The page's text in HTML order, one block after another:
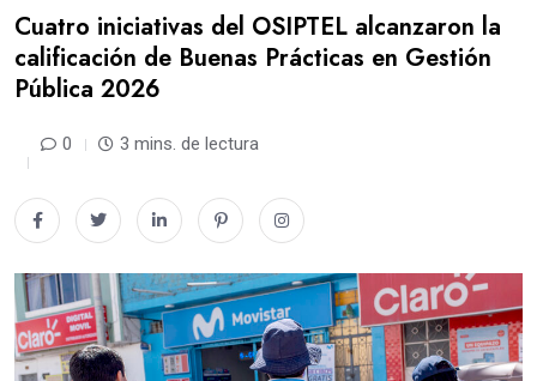
Cuatro iniciativas del OSIPTEL alcanzaron la
calificación de Buenas Prácticas en Gestión
Pública 2026
0 3 mins. de lectura